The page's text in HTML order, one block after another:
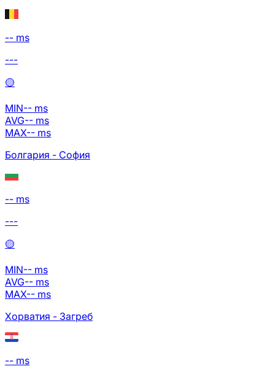
-- ms
---
🟡
MIN-- ms
AVG-- ms
MAX-- ms
Болгария - София
-- ms
---
🟡
MIN-- ms
AVG-- ms
MAX-- ms
Хорватия - Загреб
-- ms